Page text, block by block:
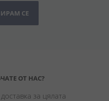
СЕ
ОТ НАС?
за цялата